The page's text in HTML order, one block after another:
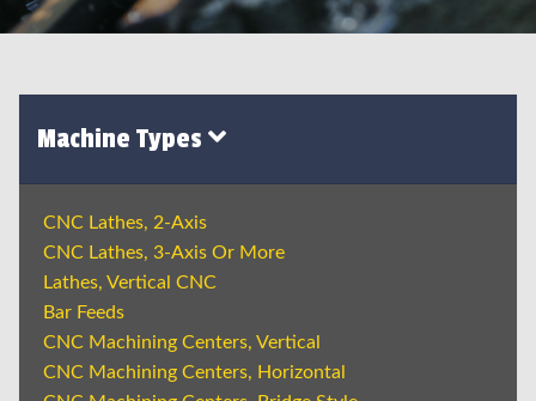
Machine Types
CNC Lathes, 2-Axis
CNC Lathes, 3-Axis Or More
Lathes, Vertical CNC
Bar Feeds
CNC Machining Centers, Vertical
CNC Machining Centers, Horizontal